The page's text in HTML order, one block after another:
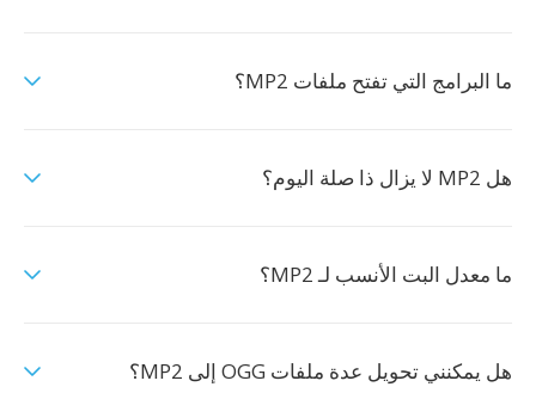
ما البرامج التي تفتح ملفات MP2؟
هل MP2 لا يزال ذا صلة اليوم؟
ما معدل البت الأنسب لـ MP2؟
هل يمكنني تحويل عدة ملفات OGG إلى MP2؟